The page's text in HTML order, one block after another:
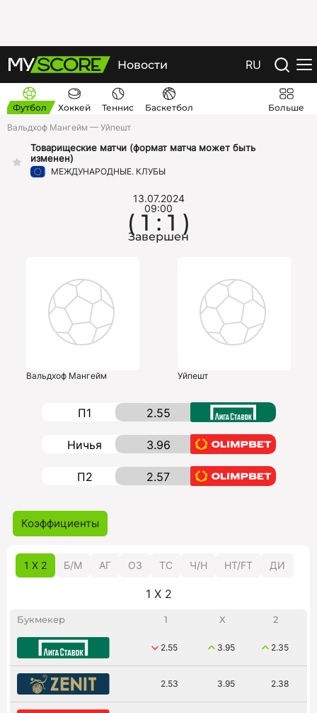
Новости RU
Футбол Хоккей Теннис Баскетбол
Больше
Вальдхоф Мангейм — Уйпешт
МЕЖДУНАРОДНЫЕ. КЛУБЫ
Товарищеские матчи (формат матча может быть
изменeн)
Вальдхоф Мангейм
13.07.2024
09:00
( 1 : 1 )
Завершен
Уйпешт
П1 2.55
Ничья 3.96
П2 2.57
Коэффициенты
1 X 2 Б/M АГ ОЗ ТС Ч/Н HT/FT ДИ
1 X 2
Букмекер 1 X 2
2.55 3.95 2.35
2.53 3.95 2.38